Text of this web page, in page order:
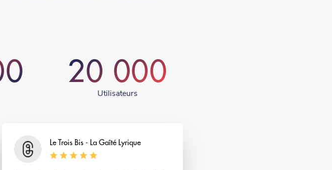
20 000
Utilisateurs
Nom
Le Trois Bis - La Gaîté Lyrique